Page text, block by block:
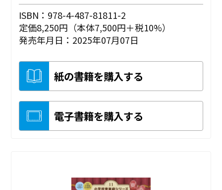
ISBN：978-4-487-81811-2
定価8,250円（本体7,500円＋税10%）
発売年月日：2025年07月07日
紙の書籍を購入する
電子書籍を購入する